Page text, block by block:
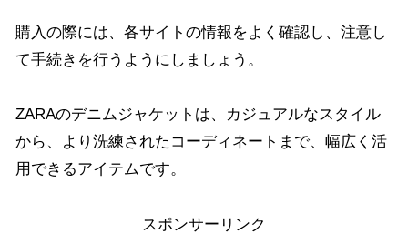
購入の際には、各サイトの情報をよく確認し、注意し
て手続きを行うようにしましょう。
ZARAのデニムジャケットは、カジュアルなスタイル
から、より洗練されたコーディネートまで、幅広く活
用できるアイテムです。
スポンサーリンク